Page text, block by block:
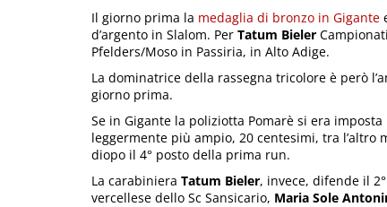
Il giorno prima la medaglia di bronzo in Gigante
d’argento in Slalom. Per Tatum Bieler
Pfelders/Moso in Passiria, in Alto Adige.
La dominatrice della rassegna tricolore è però
giorno prima.
Se in Gigante la poliziotta Pomarè si era
leggermente più ampio, 20 centesimi, tra
diopo il 4° posto della prima run.
La carabiniera Tatum Bieler, invece, difende il
vercellese dello Sc Sansicario, Maria Sole